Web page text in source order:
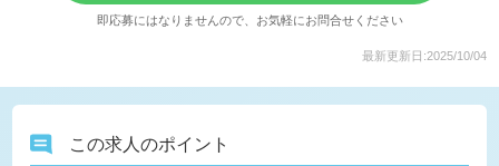
即応募にはなりませんので、お気軽にお問合せください
最新更新日:2025/10/04
この求人のポイント